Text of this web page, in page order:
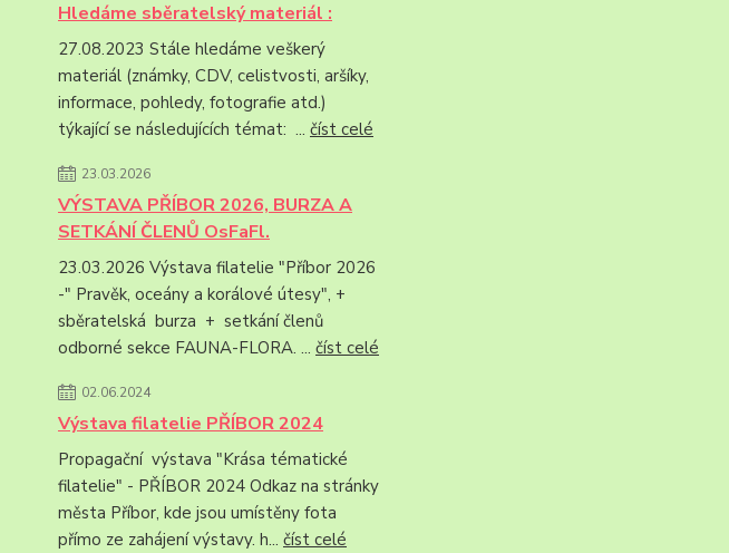
Hledáme sběratelský materiál :
27.08.2023 Stále hledáme veškerý
materiál (známky, CDV, celistvosti, aršíky,
informace, pohledy, fotografie atd.)
týkající se následujících témat: ... číst celé
23.03.2026
VÝSTAVA PŘÍBOR 2026, BURZA A
SETKÁNÍ ČLENŮ OsFaFl.
23.03.2026 Výstava filatelie "Příbor 2026
-" Pravěk, oceány a korálové útesy", +
sběratelská burza + setkání členů
odborné sekce FAUNA-FLORA. ... číst celé
02.06.2024
Výstava filatelie PŘÍBOR 2024
Propagační výstava "Krása tématické
filatelie" - PŘÍBOR 2024 Odkaz na stránky
města Příbor, kde jsou umístěny fota
přímo ze zahájení výstavy. h... číst celé